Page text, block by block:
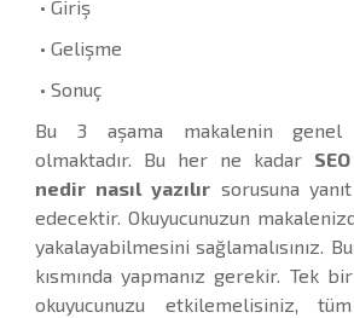
• Giriş
• Gelişme
• Sonuç
Bu 3 aşama makalenin genel
olmaktadır. Bu her ne kadar
nedir nasıl yazılırsorusuna
edecektir. Okuyucunuzun
yakalayabilmesini sağlamalısınız.
kısmında yapmanız gerekir. Tek
okuyucunuzu etkilemelisiniz,